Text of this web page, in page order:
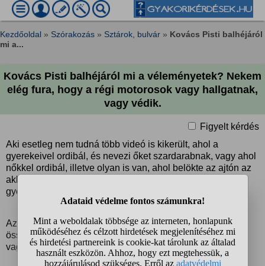
Kezdőoldal » Szórakozás » Sztárok, bulvár » Kovács Pisti balhéjáról
mi a...
Kovács Pisti balhéjáról mi a véleményetek? Nekem
elég fura, hogy a régi motorosok vagy hallgatnak,
vagy védik.
Figyelt kérdés
Aki esetleg nem tudná több videó is kikerült, ahol a
gyerekeivel ordibál, és nevezi őket szardarabnak, vagy ahol
nőkkel ordibál, illetve olyan is van, ahol belökte az ajtón az
akkori feleségét, és úgy ráverte az ajtót, hogy az egyik
gyerekének a feje koccant.
Azt hinné az ember, hogy a testépítő közeg ilyenkor
összezár, de nem, a régi motorosok vagy kikerülik a témát,
vagy védik.